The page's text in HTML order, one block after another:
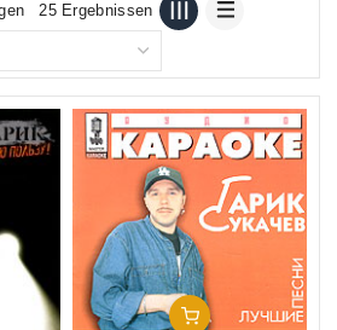
25 Ergebnissen
In Den Warenkorb